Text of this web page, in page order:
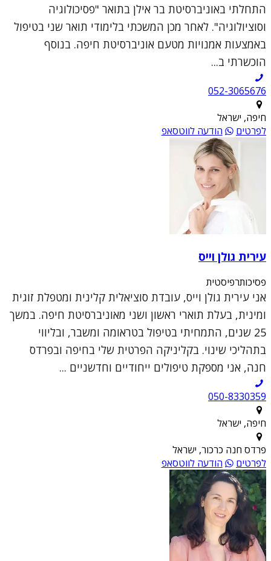
התחלתי באוניברסיטת בר אילן בתואר "פסיכולוגיה
וסוציולוגיה". לאחר מכן המשכתי בלימודי תואר שני בטיפול
באמצעות אמנויות מטעם אוניברסיטת חיפה. בנוסף
הוכשרתי ב...
052-3065676
חיפה, ישראל
לפרטים
הודעה לווטסאפ
עירית גולן וייס
פסיכותרפיסטית
אני עירית גולן וייס, עובדת סוציאלית קלינית ומטפלת זוגית
ומינית, בעלת תוארי ראשון ושני מאוניברסיטת חיפה. במשך
25 שנים, התמחיתי בטיפול בטראומה ומשבר, ובליווי
בתהליכי שינוי. בקליניקה הפרטית שלי בחיפה ובפרדס
חנה, אני מספקת טיפולים ייחודיים וחדשניים ...
050-8330359
חיפה, ישראל
פרדס חנה כרכור, ישראל
לפרטים
הודעה לווטסאפ